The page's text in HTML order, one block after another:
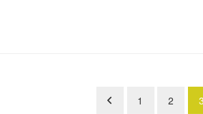
1 2 3